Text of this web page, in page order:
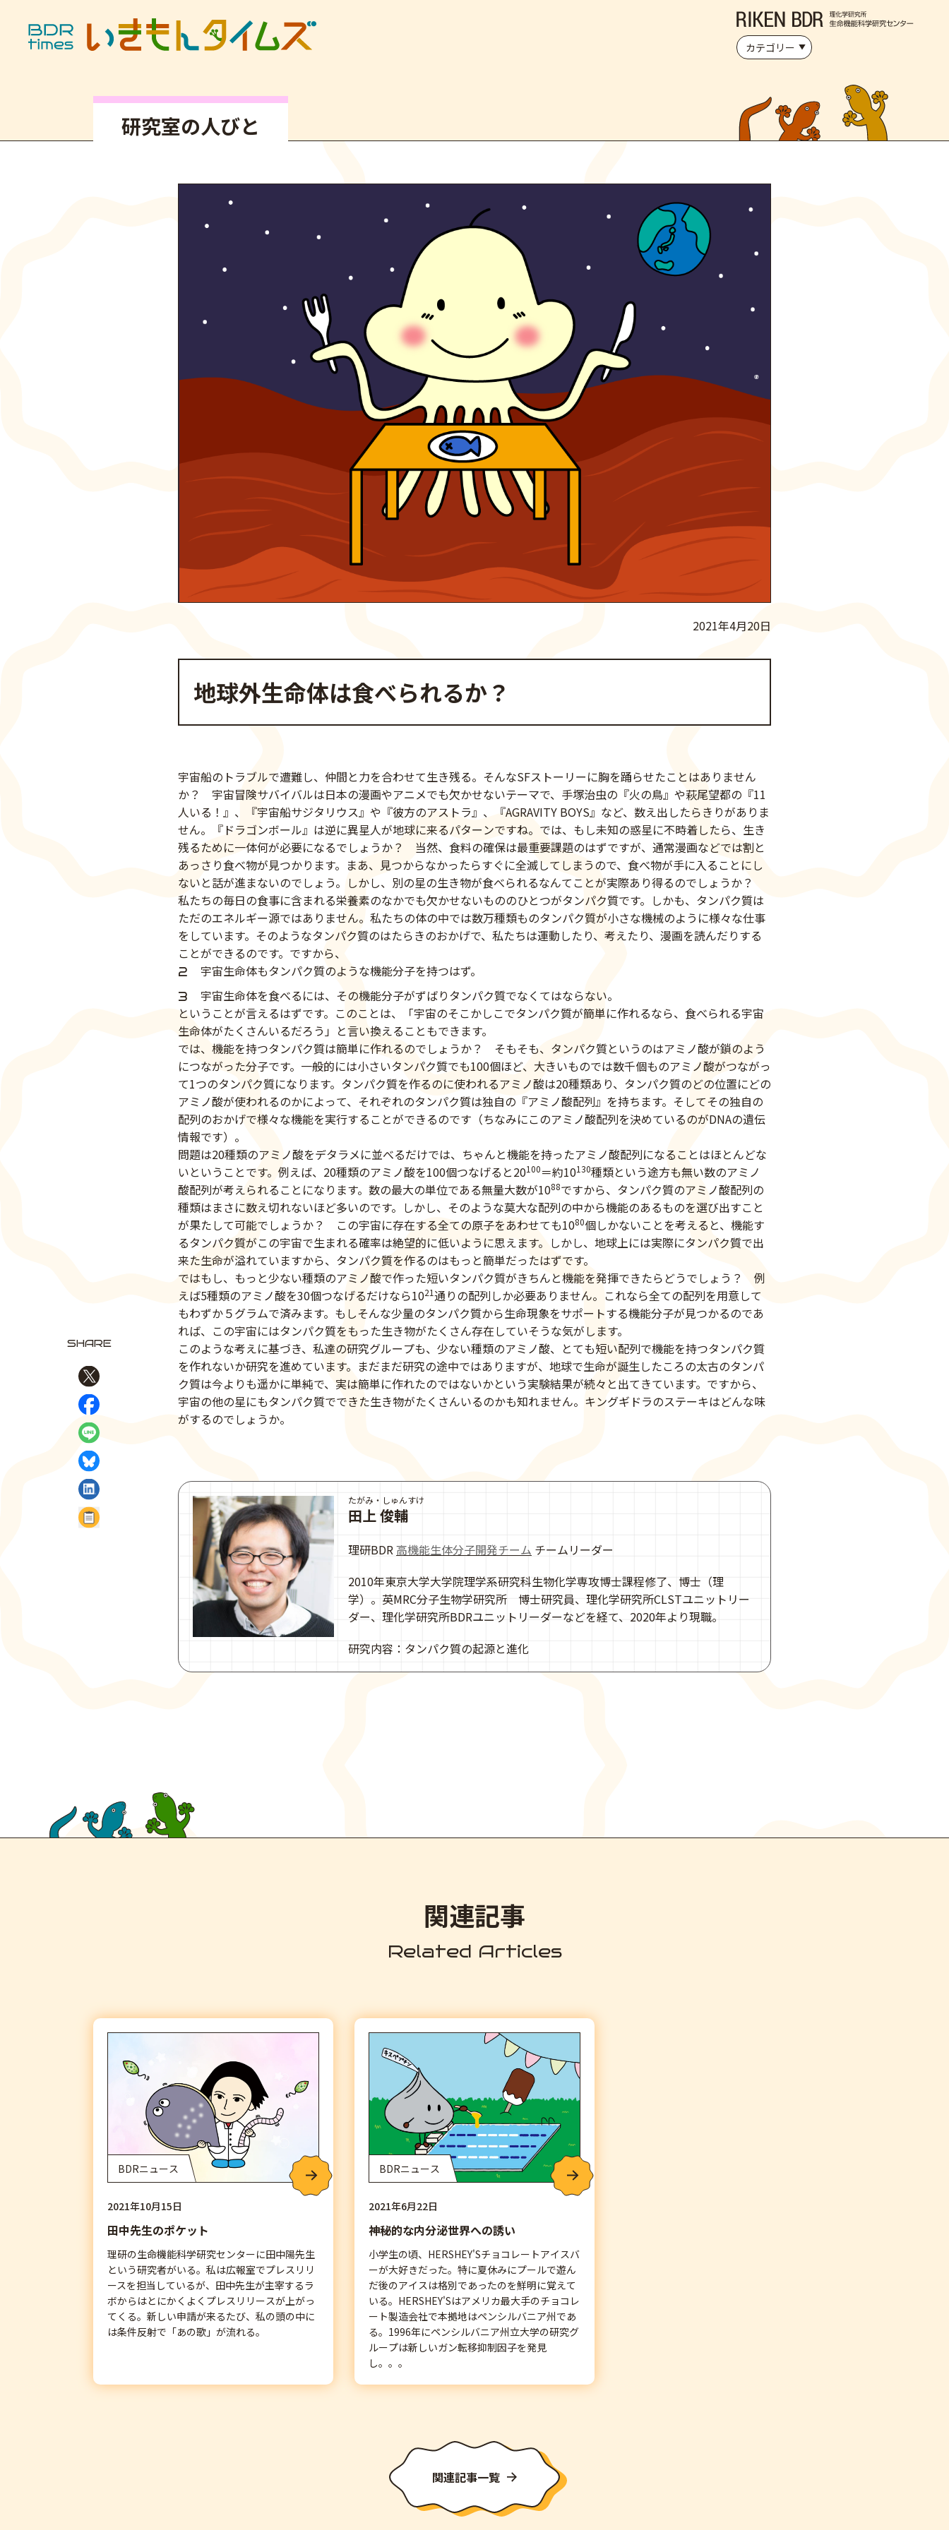
カテゴリー
研究室の人びと
2021年4月20日
地球外生命体は食べられるか？
宇宙船のトラブルで遭難し、仲間と力を合わせて生き残る。そんなSFストーリーに胸を踊らせたことはありません
か？ 宇宙冒険サバイバルは日本の漫画やアニメでも欠かせないテーマで、手塚治虫の『火の鳥』や萩尾望都の『11
人いる！』、『宇宙船サジタリウス』や『彼方のアストラ』、『AGRAVITY BOYS』など、数え出したらきりがありま
せん。『ドラゴンボール』は逆に異星人が地球に来るパターンですね。では、もし未知の惑星に不時着したら、生き
残るために一体何が必要になるでしょうか？ 当然、食料の確保は最重要課題のはずですが、通常漫画などでは割と
あっさり食べ物が見つかります。まあ、見つからなかったらすぐに全滅してしまうので、食べ物が手に入ることにし
ないと話が進まないのでしょう。しかし、別の星の生き物が食べられるなんてことが実際あり得るのでしょうか？
私たちの毎日の食事に含まれる栄養素のなかでも欠かせないもののひとつがタンパク質です。しかも、タンパク質は
ただのエネルギー源ではありません。私たちの体の中では数万種類ものタンパク質が小さな機械のように様々な仕事
をしています。そのようなタンパク質のはたらきのおかげで、私たちは運動したり、考えたり、漫画を読んだりする
ことができるのです。ですから、
宇宙生命体もタンパク質のような機能分子を持つはず。
宇宙生命体を食べるには、その機能分子がずばりタンパク質でなくてはならない。
ということが言えるはずです。このことは、「宇宙のそこかしこでタンパク質が簡単に作れるなら、食べられる宇宙
生命体がたくさんいるだろう」と言い換えることもできます。
では、機能を持つタンパク質は簡単に作れるのでしょうか？ そもそも、タンパク質というのはアミノ酸が鎖のよう
につながった分子です。一般的には小さいタンパク質でも100個ほど、大きいものでは数千個ものアミノ酸がつながっ
て1つのタンパク質になります。タンパク質を作るのに使われるアミノ酸は20種類あり、タンパク質のどの位置にどの
アミノ酸が使われるのかによって、それぞれのタンパク質は独自の『アミノ酸配列』を持ちます。そしてその独自の
配列のおかげで様々な機能を実行することができるのです（ちなみにこのアミノ酸配列を決めているのがDNAの遺伝
情報です）。
問題は20種類のアミノ酸をデタラメに並べるだけでは、ちゃんと機能を持ったアミノ酸配列になることはほとんどな
いということです。例えば、20種類のアミノ酸を100個つなげると20100＝約10130種類という途方も無い数のアミノ
酸配列が考えられることになります。数の最大の単位である無量大数が1088ですから、タンパク質のアミノ酸配列の
種類はまさに数え切れないほど多いのです。しかし、そのような莫大な配列の中から機能のあるものを選び出すこと
が果たして可能でしょうか？ この宇宙に存在する全ての原子をあわせても1080個しかないことを考えると、機能す
るタンパク質がこの宇宙で生まれる確率は絶望的に低いように思えます。しかし、地球上には実際にタンパク質で出
来た生命が溢れていますから、タンパク質を作るのはもっと簡単だったはずです。
ではもし、もっと少ない種類のアミノ酸で作った短いタンパク質がきちんと機能を発揮できたらどうでしょう？ 例
えば5種類のアミノ酸を30個つなげるだけなら1021通りの配列しか必要ありません。これなら全ての配列を用意して
もわずか５グラムで済みます。もしそんな少量のタンパク質から生命現象をサポートする機能分子が見つかるのであ
れば、この宇宙にはタンパク質をもった生き物がたくさん存在していそうな気がします。
このような考えに基づき、私達の研究グループも、少ない種類のアミノ酸、とても短い配列で機能を持つタンパク質
を作れないか研究を進めています。まだまだ研究の途中ではありますが、地球で生命が誕生したころの太古のタンパ
ク質は今よりも遥かに単純で、実は簡単に作れたのではないかという実験結果が続々と出てきています。ですから、
宇宙の他の星にもタンパク質でできた生き物がたくさんいるのかも知れません。キングギドラのステーキはどんな味
がするのでしょうか。
たがみ・しゅんすけ
田上 俊輔
理研BDR高機能生体分子開発チーム チームリーダー
2010年東京大学大学院理学系研究科生物化学専攻博士課程修了、博士（理
学）。英MRC分子生物学研究所 博士研究員、理化学研究所CLSTユニットリー
ダー、理化学研究所BDRユニットリーダーなどを経て、2020年より現職。
研究内容：タンパク質の起源と進化
SHARE
Xでシェア
Facebookでシェア
LINEでシェア
BlueSkyでシェア
LinkedInでシェア
関連記事
Related Articles
BDRニュース
2021年10月15日
田中先生のポケット
理研の生命機能科学研究センターに田中陽先生
という研究者がいる。私は広報室でプレスリリ
ースを担当しているが、田中先生が主宰するラ
ボからはとにかくよくプレスリリースが上がっ
てくる。新しい申請が来るたび、私の頭の中に
は条件反射で「あの歌」が流れる。
BDRニュース
2021年6月22日
神秘的な内分泌世界への誘い
小学生の頃、HERSHEY'Sチョコレートアイスバ
ーが大好きだった。特に夏休みにプールで遊ん
だ後のアイスは格別であったのを鮮明に覚えて
いる。HERSHEY'Sはアメリカ最大手のチョコレ
ート製造会社で本拠地はペンシルバニア州であ
る。1996年にペンシルバニア州立大学の研究グ
ループは新しいガン転移抑制因子を発見
し。。。
関連記事一覧